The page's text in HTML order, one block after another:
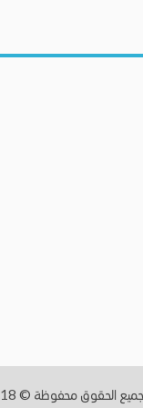
جميع الحقوق محفوظة © 2018,